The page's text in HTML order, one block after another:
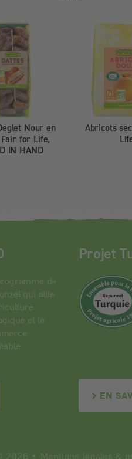
Nour en
for Life,
IN HAND
Abricots
de
qui allie
et le
Projet
EN
2026 • Mentions légales &